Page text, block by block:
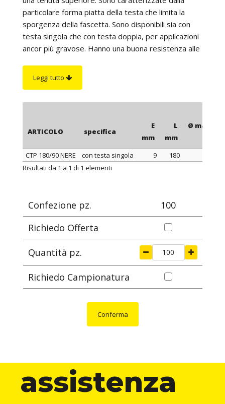
particolare forma piatta della testa che limita la
sporgenza della fascetta. Sono disponibili sia con
testa singola che con testa doppia, per applicazioni
ancor più gravose. Hanno una buona resistenza alle
all’aperto ed hanno un'eccellente resistenza agli
Leggi tutto
ARTICOLO specifica
E
mm
L
mm
Ø max di
ARTICOLO specifica
CTP 180/90 NERE con testa singola 9
180
Risultati da 1 a 1 di 1 elementi
Confezione pz.
100
Richiedo Offerta
Quantità pz.
Richiedo Campionatura
Conferma
assistenza